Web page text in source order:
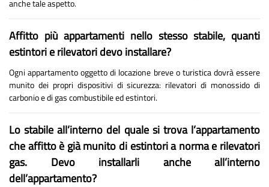
anche tale aspetto.
Affitto più appartamenti nello stesso stabile, quanti
estintori e rilevatori devo installare?
Ogni appartamento oggetto di locazione breve o turistica dovrà essere
munito dei propri dispositivi di sicurezza: rilevatori di monossido di
carbonio e di gas combustibile ed estintori.
Lo stabile all’interno del quale si trova l’appartamento
che affitto è già munito di estintori a norma e rilevatori
gas. Devo installarli anche all’interno
dell’appartamento?